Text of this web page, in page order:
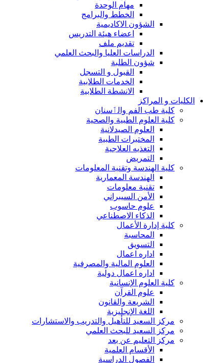
مهام الوحدة
الخطط والبرامج
الشؤون الاكاديمية
اعضاء هيئة التدريس
تقديم ملف
الدراسات العليا والبحث العلمي
شؤون الطلبة
القبول و التسجل
الخدمات الطلابية
الانشطة الطلابية
الكليات و المراكز
كلية طب الفم والٲسنان
كلية العلوم الطبية والصحية
العلوم الصيدلانية
المختبرات الطبية
التغذيه العلاجية
التمريض
كلية الهندسة وتقنية المعلومات
الهندسة المعمارية
تقنية معلومات
الأمن السيبراني
علوم حاسوب
الذكاء الاصطناعي
كلية إدارة الأعمال
المحاسبة
التسويق
اداره اعمال
العلوم المالية والمصرفية
اداره اعمال دولية
كلية العلوم الإنسانية
علوم القرآن
الشريعة والقانون
اللغة الإنجليزية
مركز السعيد للتأهيل والتدريب والاستشارات
مركز السعيد للبحث العلمي
مركز التعليم عن بعد
الأقسام العلمية
الفصول الدراسية